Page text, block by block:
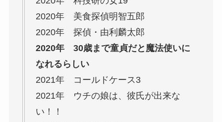
2020年 美食探偵明智五郎
2020年 探偵・由利麟太郎
2020年 30歳まで童貞だと魔法使いに
なれるらしい
2021年 コールドケース3
2021年 ウチの娘は、彼氏が出来な
い！！